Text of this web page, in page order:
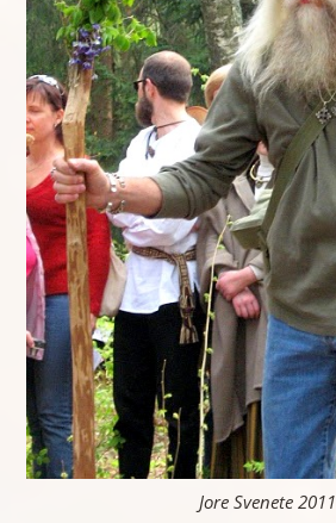
Jore Svenete 2011